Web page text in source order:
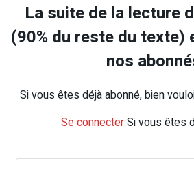
La suite de la lecture
(90% du reste du texte)
nos
Si vous êtes déjà abonné, bien
Se connecterSi vous êtes